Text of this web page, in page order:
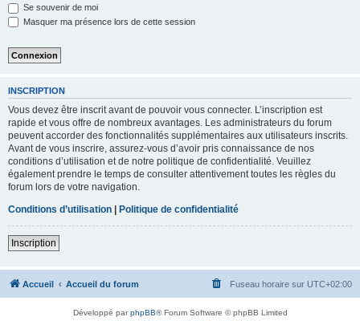
Se souvenir de moi
Masquer ma présence lors de cette session
INSCRIPTION
Vous devez être inscrit avant de pouvoir vous connecter. L’inscription est
rapide et vous offre de nombreux avantages. Les administrateurs du forum
peuvent accorder des fonctionnalités supplémentaires aux utilisateurs inscrits.
Avant de vous inscrire, assurez-vous d’avoir pris connaissance de nos
conditions d’utilisation et de notre politique de confidentialité. Veuillez
également prendre le temps de consulter attentivement toutes les règles du
forum lors de votre navigation.
Conditions d’utilisation | Politique de confidentialité
Inscription
Accueil Accueil du forum Fuseau horaire sur UTC+02:00
Développé parphpBB® Forum Software © phpBB Limited